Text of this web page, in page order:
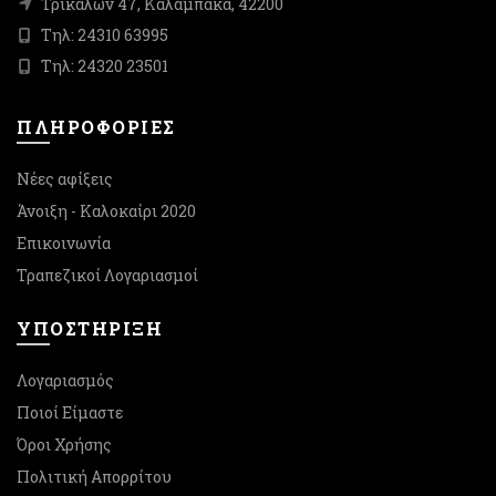
Τρικάλων 47, Καλαμπάκα, 42200
Τηλ: 24310 63995
Τηλ: 24320 23501
ΠΛΗΡΟΦΟΡΙΕΣ
Νέες αφίξεις
Άνοιξη - Καλοκαίρι 2020
Επικοινωνία
Τραπεζικοί Λογαριασμοί
ΥΠΟΣΤΉΡΙΞΗ
Λογαριασμός
Ποιοί Είμαστε
Όροι Χρήσης
Πολιτική Απορρίτου